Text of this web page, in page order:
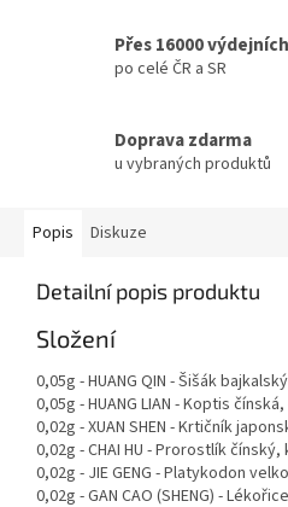
Přes 16000
po celé ČR a SR
Doprava zdarma
u vybraných produktů
Popis Diskuze
Detailní popis produktu
Složení
0,05g - HUANG QIN - Šišák
0,05g - HUANG LIAN - Koptis
0,02g - XUAN SHEN - Krtičník
0,02g - CHAI HU - Prorostlík čínský,
0,02g - JIE GENG - Platykodon
0,02g - GAN CAO (SHENG) -